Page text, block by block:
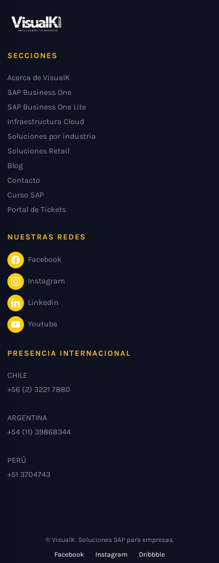
SECCIONES
Acerca de VisualK
SAP Business One
SAP Business One Lite
Infraestructura Cloud
Soluciones por industria
Soluciones Retail
Blog
Contacto
Curso SAP
Portal de Tickets
NUESTRAS REDES
Facebook
Instagram
Linkedin
Youtube
PRESENCIA INTERNACIONAL
CHILE
+56 (2) 3221 7880
ARGENTINA
+54 (11) 39868344
PERÚ
+51 3704743
® VisualK. Soluciones SAP para empresas.
Facebook
Instagram Dribbble